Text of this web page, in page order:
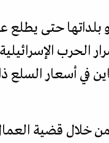
حتى يطلع
الحرب
في أسعار السلع
خلال قضية